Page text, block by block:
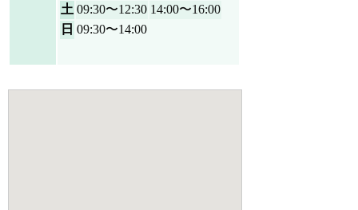
土 09:30〜12:30 14:00〜16:00
日 09:30〜14:00